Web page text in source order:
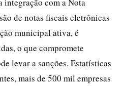
de notas fiscais eletrônicas
municipal ativa, é
o que compromete
levar a sanções. Estatísticas
mais de 500 mil empresas